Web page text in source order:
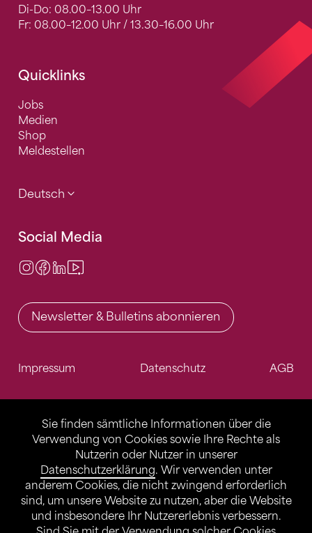
Sie finden sämtliche Informationen über die
Verwendung von Cookies sowie Ihre Rechte als
Nutzerin oder Nutzer in unserer
Datenschutzerklärung. Wir verwenden unter
anderem Cookies, die nicht zwingend erforderlich
sind, um unsere Website zu nutzen, aber die Website
und insbesondere Ihr Nutzererlebnis verbessern.
Di-Do: 08.00–13.00 Uhr
Fr: 08.00–12.00 Uhr / 13.30–16.00 Uhr
Quicklinks
Jobs
Medien
Shop
Meldestellen
Deutsch
Social Media
Instagram
Facebook
LinkedIn
Newsletter & Bulletins abonnieren
Impressum Datenschutz AGB